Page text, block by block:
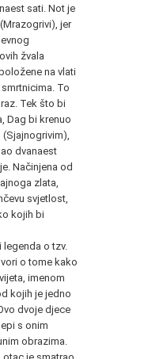
sati. Not je
jer
žvala
na vlati
To
Tek što bi
Dag bi krenuo
dvanaest
Načinjena od
zlata,
svjetlost,
kojih bi
o tzv.
o tome kako
imenom
kojih je jedno
dvoje djece
s onim
obrazima.